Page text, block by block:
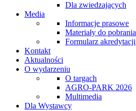
Dla zwiedzających
Media
Informacje prasowe
Materiały do pobrania
Formularz akredytacji
Kontakt
Aktualności
O wydarzeniu
O targach
AGRO-PARK 2026
Multimedia
Dla Wystawcy